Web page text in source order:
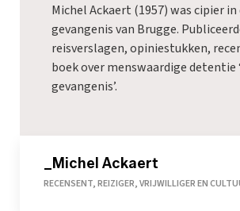
Michel Ackaert (1957) was cipier in
gevangenis van Brugge.
reisverslagen, opiniestukken,
boek over menswaardige detentie
gevangenis’.
_Michel Ackaert
RECENSENT, REIZIGER, VRIJWILLIGER EN